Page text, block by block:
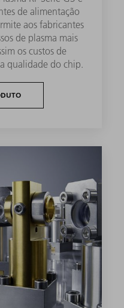
de alimentação
aos fabricantes
de plasma mais
os custos de
qualidade do chip.